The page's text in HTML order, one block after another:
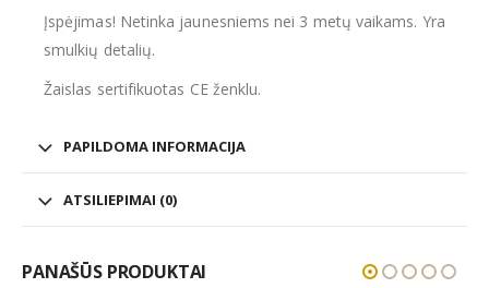
Įspėjimas! Netinka jaunesniems nei 3 metų vaikams. Yra
smulkių detalių.
Žaislas sertifikuotas CE ženklu.
PAPILDOMA INFORMACIJA
ATSILIEPIMAI (0)
PANAŠŪS PRODUKTAI